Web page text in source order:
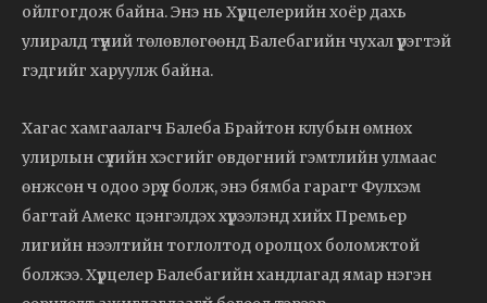
ойлгогдож байна. Энэ нь Хүрцелерийн хоёр дахь
улиралд түүний төлөвлөгөөнд Балебагийн чухал үүрэгтэй
гэдгийг харуулж байна.
Хагас хамгаалагч Балеба Брайтон клубын өмнөх
улирлын сүүлийн хэсгийг өвдөгний гэмтлийн улмаас
өнжсөн ч одоо эрүүл болж, энэ бямба гарагт Фулхэм
багтай Амекс цэнгэлдэх хүрээлэнд хийх Премьер
лигийн нээлтийн тоглолтод оролцох боломжтой
болжээ. Хүрцелер Балебагийн хандлагад ямар нэгэн